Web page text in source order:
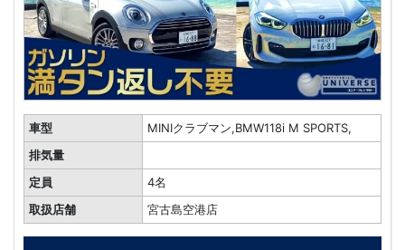
車型
MINIクラブマン,BMW118i M SPORTS,
排気量
定員
4名
取扱店舗
宮古島空港店